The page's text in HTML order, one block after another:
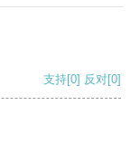
支持[0] 反对[0]